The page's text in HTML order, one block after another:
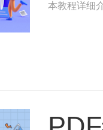
本教程详细